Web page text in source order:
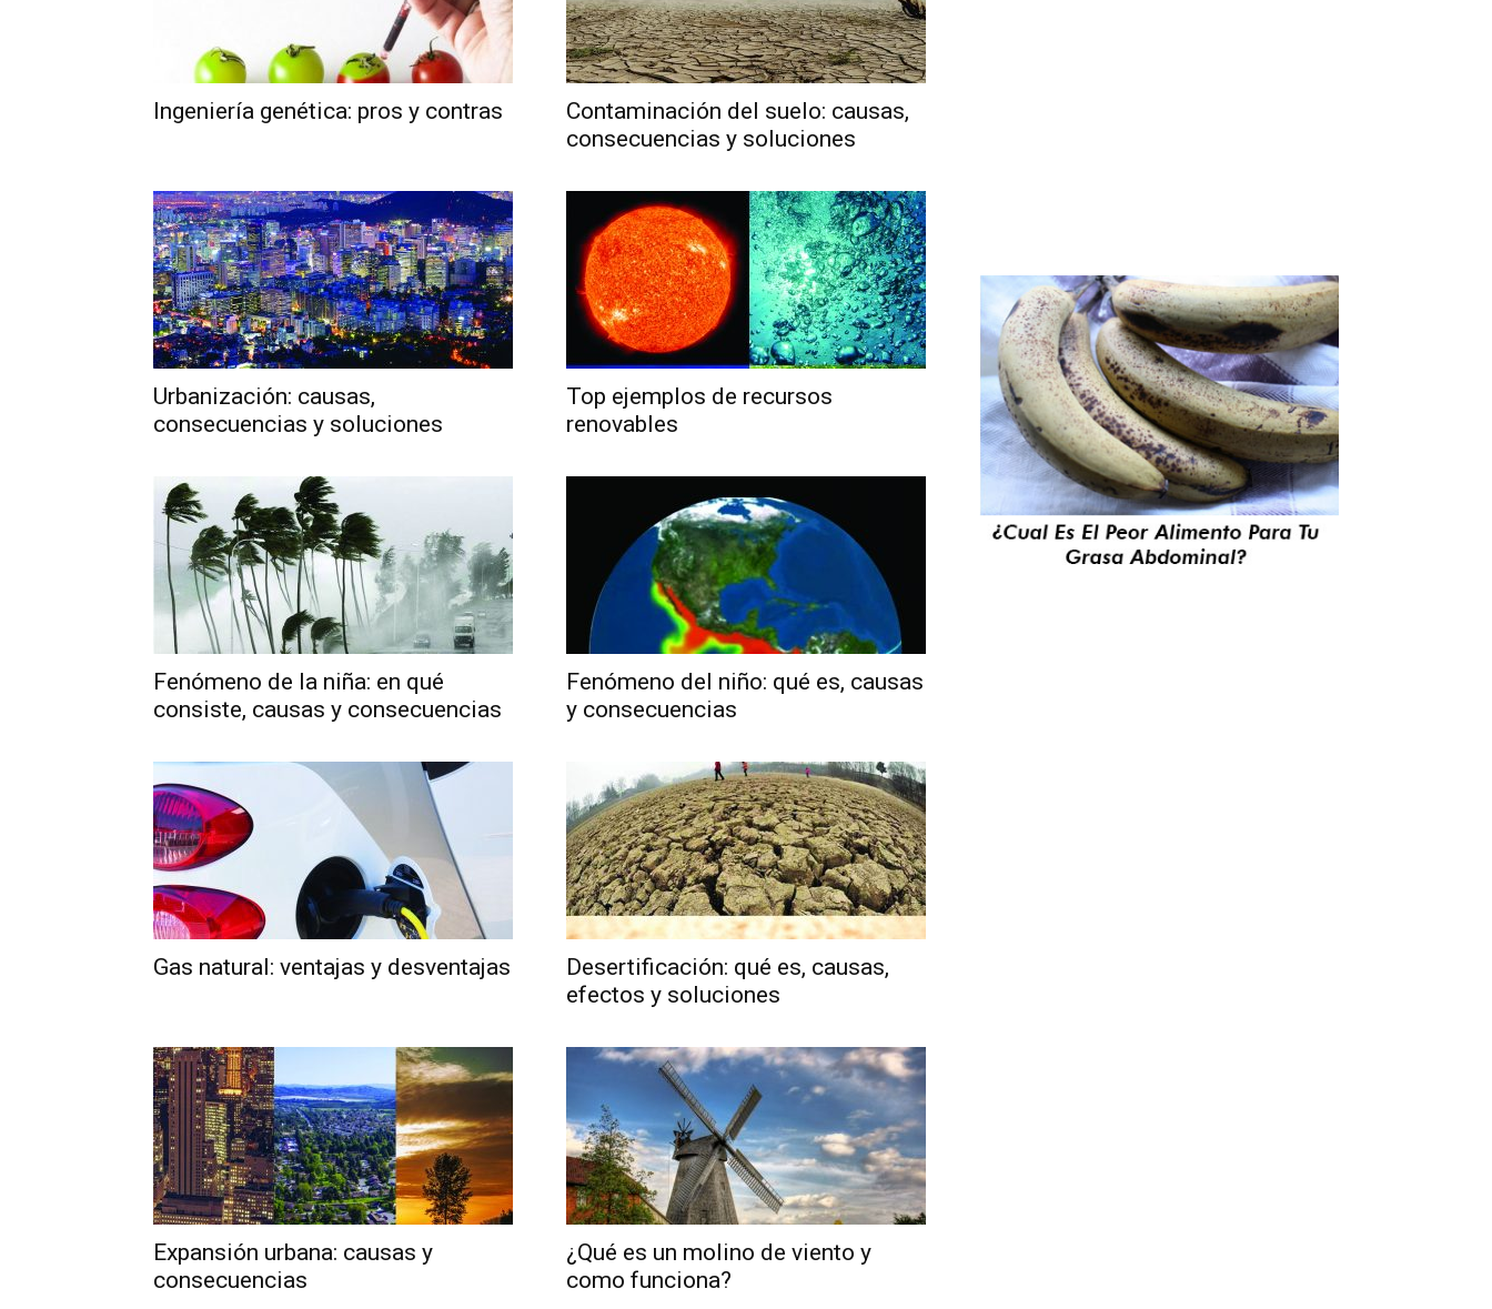
Ingeniería genética: pros y contras
Contaminación del suelo: causas,
consecuencias y soluciones
Urbanización: causas,
consecuencias y soluciones
Top ejemplos de recursos
renovables
Fenómeno de la niña: en qué
consiste, causas y consecuencias
Fenómeno del niño: qué es, causas
y consecuencias
Gas natural: ventajas y desventajas
Desertificación: qué es, causas,
efectos y soluciones
Expansión urbana: causas y
consecuencias
¿Qué es un molino de viento y
como funciona?